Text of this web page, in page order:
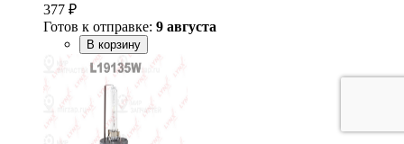
377 ₽
Готов к отправке: 9 августа
В корзину